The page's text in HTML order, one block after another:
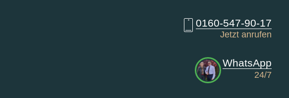
0160-547-90-17
Jetzt anrufen
WhatsApp
24/7